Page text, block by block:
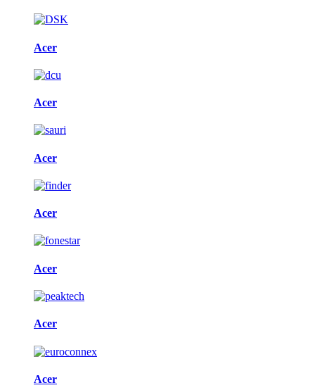
Acer
Acer
Acer
Acer
Acer
Acer
Acer